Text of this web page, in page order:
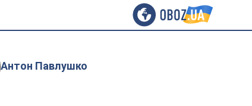
Антон Павлушко